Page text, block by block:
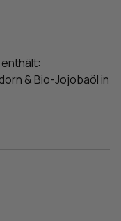
& Bio-Jojobaöl in